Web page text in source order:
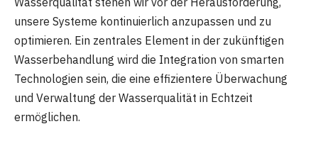
unsere Systeme kontinuierlich anzupassen und zu
optimieren. Ein zentrales Element in der zukünftigen
Wasserbehandlung wird die Integration von smarten
Technologien sein, die eine effizientere Überwachung
und Verwaltung der Wasserqualität in Echtzeit
ermöglichen.